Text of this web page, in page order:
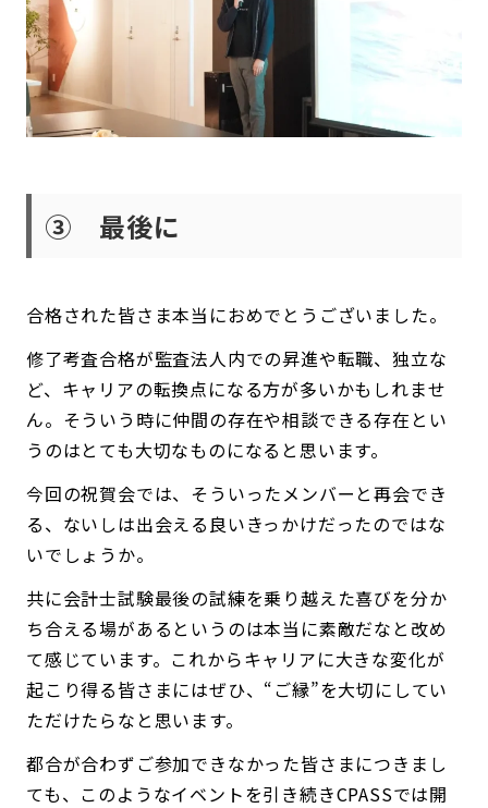
③ 最後に
合格された皆さま本当におめでとうございました。
修了考査合格が監査法人内での昇進や転職、独立な
ど、キャリアの転換点になる方が多いかもしれませ
ん。そういう時に仲間の存在や相談できる存在とい
うのはとても大切なものになると思います。
今回の祝賀会では、そういったメンバーと再会でき
る、ないしは出会える良いきっかけだったのではな
いでしょうか。
共に会計士試験最後の試練を乗り越えた喜びを分か
ち合える場があるというのは本当に素敵だなと改め
て感じています。これからキャリアに大きな変化が
起こり得る皆さまにはぜひ、“ご縁”を大切にしてい
ただけたらなと思います。
都合が合わずご参加できなかった皆さまにつきまし
ても、このようなイベントを引き続きCPASSでは開